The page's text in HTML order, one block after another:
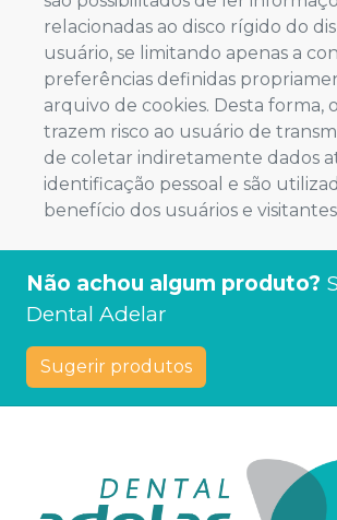
relacionadas ao disco rígido do
usuário, se limitando apenas a
preferências definidas
arquivo de cookies. Desta forma,
trazem risco ao usuário de
de coletar indiretamente dados
identificação pessoal e são
benefício dos usuários e
Não achou algum produto?
Dental Adelar
Sugerir produtos